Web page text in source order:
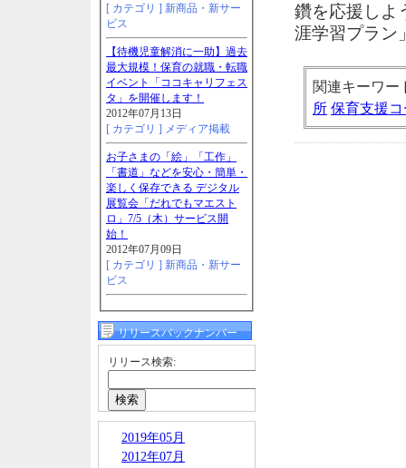
[ カテゴリ ] 新商品・新サー
ビス
【待機児童解消に一助】過去
最大規模！保育の就職・転職
イベント「ココキャリフェス
タ」を開催します！
2012年07月13日
[ カテゴリ ] メディア掲載
お子さまの「絵」「工作」
「書道」などを安心・簡単・
楽しく保存できる デジタル
展覧会「だれでもマエスト
ロ」7/5（木）サービス開
始！
2012年07月09日
[ カテゴリ ] 新商品・新サー
ビス
リリースバックナンバー
リリース検索:
2019年05月
2012年07月
鑽を応援しよ
涯学習プラン
関連キーワー
所 保育支援